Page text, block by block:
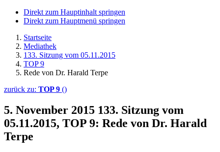
Direkt zum Hauptinhalt springen
Direkt zum Hauptmenü springen
Startseite
Mediathek
133. Sitzung vom 05.11.2015
TOP 9
Rede von Dr. Harald Terpe
zurück zu: TOP 9 ()
5. November 2015 133. Sitzung vom
05.11.2015, TOP 9: Rede von Dr. Harald
Terpe